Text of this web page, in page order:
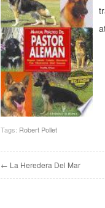
Tags: Robert Pollet
← La Heredera Del Mar